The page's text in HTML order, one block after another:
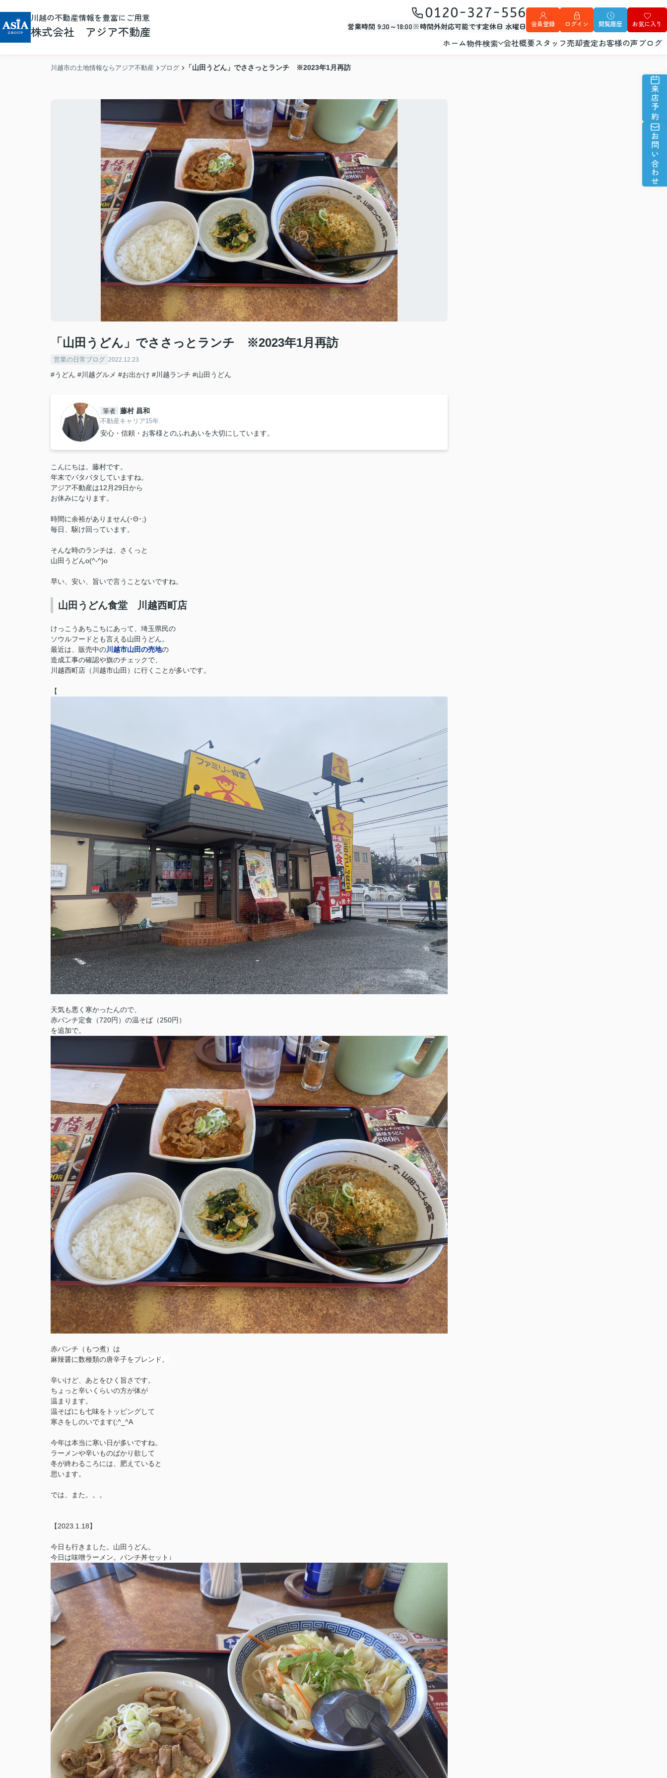
川越の不動産情報を豊富にご用意
株式会社 アジア不動産
0120-327-556
営業時間 9:30～18:00※時間外対応可能です定休日 水曜日 会員登録 ログイン 閲覧履歴 お気に入り
ホーム物件検索 会社概要スタッフ売却査定お客様の声ブログ
来店予約
お問い合わせ
川越市の土地情報ならアジア不動産 ブログ 「山田うどん」でささっとランチ ※2023年1月再訪
「山田うどん」でささっとランチ ※2023年1月再訪
営業の日常ブログ 2022.12.23
#うどん #川越グルメ #お出かけ #川越ランチ #山田うどん
筆者 藤村 昌和
不動産キャリア15年
安心・信頼・お客様とのふれあいを大切にしています。
こんにちは。藤村です。
年末でバタバタしていますね。
アジア不動産は12月29日から
お休みになります。
時間に余裕がありません(･Θ･;)
毎日、駆け回っています。
そんな時のランチは、さくっと
山田うどんo(^-^)o
早い、安い、旨いで言うことないですね。
山田うどん食堂 川越西町店
けっこうあちこちにあって、埼玉県民の
ソウルフードとも言える山田うどん。
最近は、販売中の川越市山田の売地の
造成工事の確認や旗のチェックで、
川越西町店（川越市山田）に行くことが多いです。
【
天気も悪く寒かったんので、
赤パンチ定食（720円）の温そば（250円）
を追加で。
赤パンチ（もつ煮）は
麻辣醤に数種類の唐辛子をブレンド。
辛いけど、あとをひく旨さです。
ちょっと辛いくらいの方が体が
温まります。
温そばにも七味をトッピングして
寒さをしのいでます(;^_^A
今年は本当に寒い日が多いですね。
ラーメンや辛いものばかり欲して
冬が終わるころには、肥えていると
思います。
では、また。。。
【2023.1.18】
今日も行きました。山田うどん。
今日は味噌ラーメン。パンチ丼セット↓